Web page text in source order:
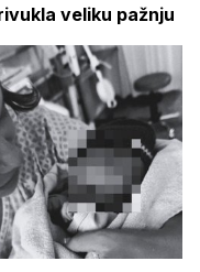
veliku pažnju